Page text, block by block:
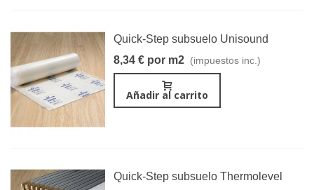
Quick-Step subsuelo Unisound
8,34 € por m2 (impuestos inc.)
Añadir al carrito
Quick-Step subsuelo Thermolevel